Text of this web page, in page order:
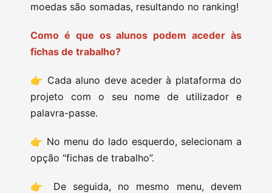
moedas são somadas, resultando no ranking!
Como é que os alunos podem aceder às
fichas de trabalho?
👉 Cada aluno deve aceder à plataforma do
projeto com o seu nome de utilizador e
palavra-passe.
👉 No menu do lado esquerdo, selecionam a
opção “fichas de trabalho”.
👉 De seguida, no mesmo menu, devem